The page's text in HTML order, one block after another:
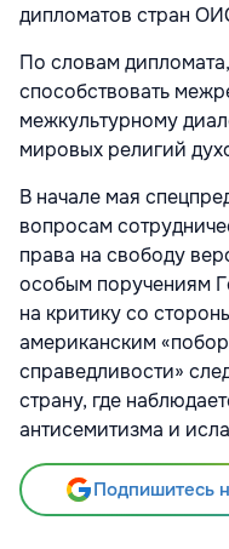
дипломатов стран
По словам
способствовать
межкультурному
мировых религий
В начале мая
вопросам
права на свободу
особым поручениям
на критику со
американским
справедливости»
страну, где
антисемитизма и
Подпишитесь